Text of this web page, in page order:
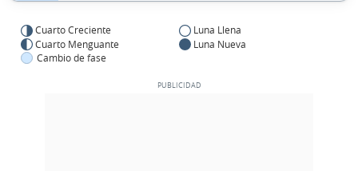
Cuarto Creciente
Luna Llena
Cuarto Menguante
Luna Nueva
Cambio de fase